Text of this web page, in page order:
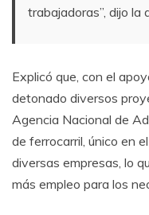
trabajadoras”, dijo la
Explicó que, con el
detonado diversos
Agencia Nacional de
de ferrocarril, único en
diversas empresas, lo
más empleo para los